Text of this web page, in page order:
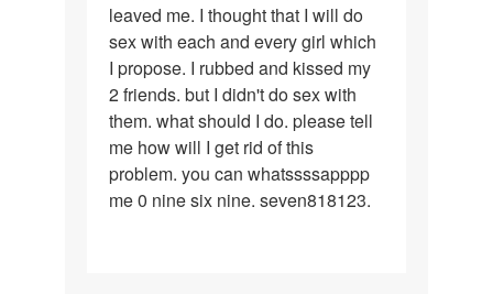
sex
with
any
girl
leaved me. I thought that I will do
sex with each and every girl which
I propose. I rubbed and kissed my
2 friends. but I didn't do sex with
them. what should I do. please tell
me how will I get rid of this
problem. you can whatssssapppp
me 0 nine six nine. seven818123.